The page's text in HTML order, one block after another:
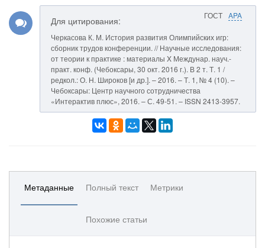
ГОСТ APA
Для цитирования:
Черкасова К. М. История развития Олимпийских игр:
сборник трудов конференции. // Научные исследования:
от теории к практике : материалы X Междунар. науч.-
практ. конф. (Чебоксары, 30 окт. 2016 г.). В 2 т. Т. 1 /
редкол.: О. Н. Широков [и др.]. – 2016. – Т. 1, № 4 (10). –
Чебоксары: Центр научного сотрудничества
«Интерактив плюс», 2016. – С. 49-51. – ISSN 2413-3957.
Метаданные Полный текст Метрики
Похожие статьи